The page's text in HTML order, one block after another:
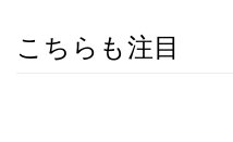
こちらも注目